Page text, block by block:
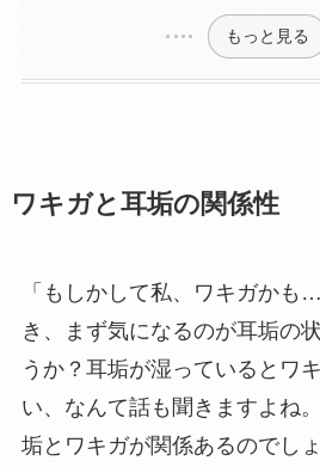
もっと見る
ワキガと耳垢の関係性
「もしかして私、ワキガかも
き、まず気になるのが耳垢の
うか？耳垢が湿っているとワ
い、なんて話も聞きますよね
垢とワキガが関係あるのでし